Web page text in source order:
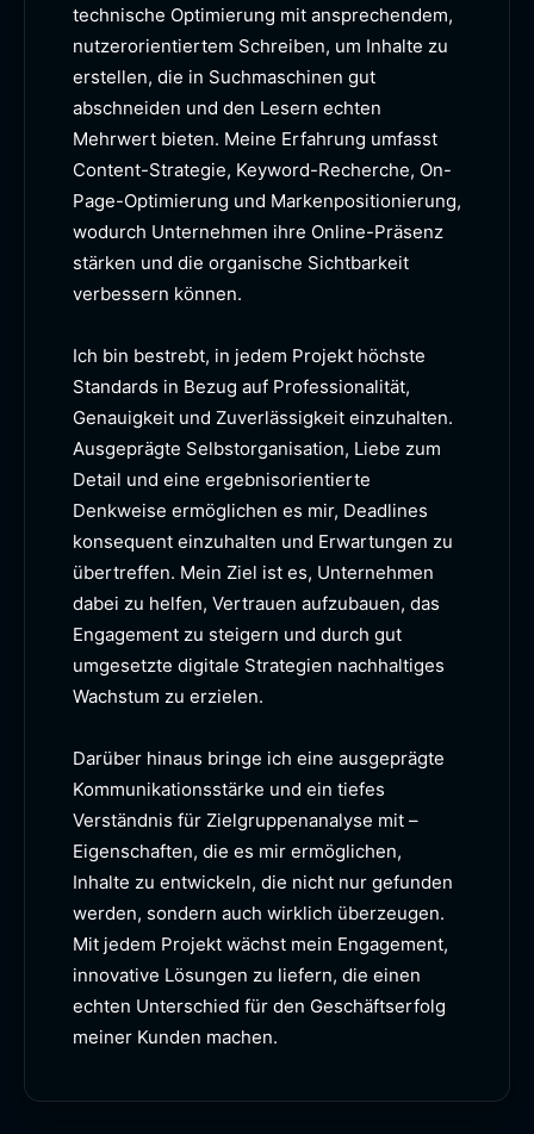
technische Optimierung mit ansprechendem,
nutzerorientiertem Schreiben, um Inhalte zu
erstellen, die in Suchmaschinen gut
abschneiden und den Lesern echten
Mehrwert bieten. Meine Erfahrung umfasst
Content-Strategie, Keyword-Recherche, On-
Page-Optimierung und Markenpositionierung,
wodurch Unternehmen ihre Online-Präsenz
stärken und die organische Sichtbarkeit
verbessern können.
Ich bin bestrebt, in jedem Projekt höchste
Standards in Bezug auf Professionalität,
Genauigkeit und Zuverlässigkeit einzuhalten.
Ausgeprägte Selbstorganisation, Liebe zum
Detail und eine ergebnisorientierte
Denkweise ermöglichen es mir, Deadlines
konsequent einzuhalten und Erwartungen zu
übertreffen. Mein Ziel ist es, Unternehmen
dabei zu helfen, Vertrauen aufzubauen, das
Engagement zu steigern und durch gut
umgesetzte digitale Strategien nachhaltiges
Wachstum zu erzielen.
Darüber hinaus bringe ich eine ausgeprägte
Kommunikationsstärke und ein tiefes
Verständnis für Zielgruppenanalyse mit –
Eigenschaften, die es mir ermöglichen,
Inhalte zu entwickeln, die nicht nur gefunden
werden, sondern auch wirklich überzeugen.
Mit jedem Projekt wächst mein Engagement,
innovative Lösungen zu liefern, die einen
echten Unterschied für den Geschäftserfolg
meiner Kunden machen.